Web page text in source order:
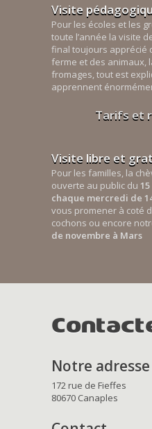
Visite
Pour les écoles et les
toute l’année la visite
final toujours apprécié
ferme et des animaux,
fromages, tout est
apprennent
Tarifs et
Visite libre et
Pour les familles, la
ouverte au public du
chaque mercredi de
vous promener à coté
cochons ou encore
de novembre à Mars
Notre adresse
172 rue de Fieffes
80670 Canaples